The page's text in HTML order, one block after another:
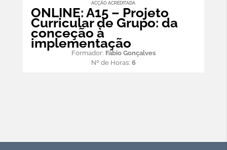
ACÇÃO ACREDITADA
ONLINE: A15 – Projeto
Curricular de Grupo: da
conceção à
implementação
Formador: Fábio Gonçalves
Nº de Horas: 6